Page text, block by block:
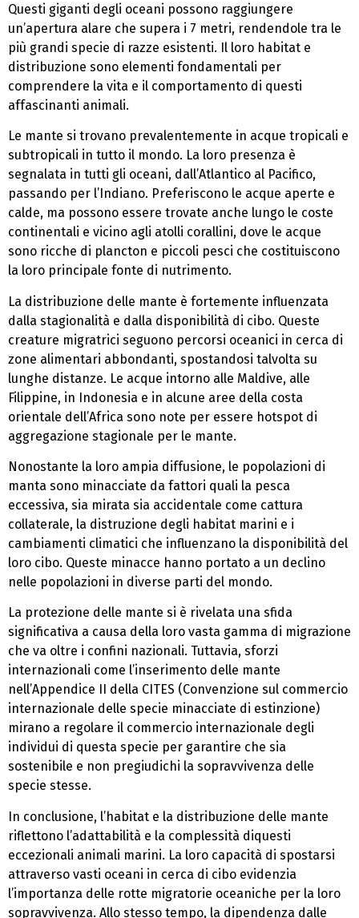
Questi giganti degli oceani possono raggiungere
un’apertura alare che supera i 7 metri, rendendole tra le
più grandi specie di razze esistenti. Il loro habitat e
distribuzione sono elementi fondamentali per
comprendere la vita e il comportamento di questi
affascinanti animali.
Le mante si trovano prevalentemente in acque tropicali e
subtropicali in tutto il mondo. La loro presenza è
segnalata in tutti gli oceani, dall’Atlantico al Pacifico,
passando per l’Indiano. Preferiscono le acque aperte e
calde, ma possono essere trovate anche lungo le coste
continentali e vicino agli atolli corallini, dove le acque
sono ricche di plancton e piccoli pesci che costituiscono
la loro principale fonte di nutrimento.
La distribuzione delle mante è fortemente influenzata
dalla stagionalità e dalla disponibilità di cibo. Queste
creature migratrici seguono percorsi oceanici in cerca di
zone alimentari abbondanti, spostandosi talvolta su
lunghe distanze. Le acque intorno alle Maldive, alle
Filippine, in Indonesia e in alcune aree della costa
orientale dell’Africa sono note per essere hotspot di
aggregazione stagionale per le mante.
Nonostante la loro ampia diffusione, le popolazioni di
manta sono minacciate da fattori quali la pesca
eccessiva, sia mirata sia accidentale come cattura
collaterale, la distruzione degli habitat marini e i
cambiamenti climatici che influenzano la disponibilità del
loro cibo. Queste minacce hanno portato a un declino
nelle popolazioni in diverse parti del mondo.
La protezione delle mante si è rivelata una sfida
significativa a causa della loro vasta gamma di migrazione
che va oltre i confini nazionali. Tuttavia, sforzi
internazionali come l’inserimento delle mante
nell’Appendice II della CITES (Convenzione sul commercio
internazionale delle specie minacciate di estinzione)
mirano a regolare il commercio internazionale degli
individui di questa specie per garantire che sia
sostenibile e non pregiudichi la sopravvivenza delle
specie stesse.
In conclusione, l’habitat e la distribuzione delle mante
riflettono l’adattabilità e la complessità diquesti
eccezionali animali marini. La loro capacità di spostarsi
attraverso vasti oceani in cerca di cibo evidenzia
l’importanza delle rotte migratorie oceaniche per la loro
sopravvivenza. Allo stesso tempo, la dipendenza dalle